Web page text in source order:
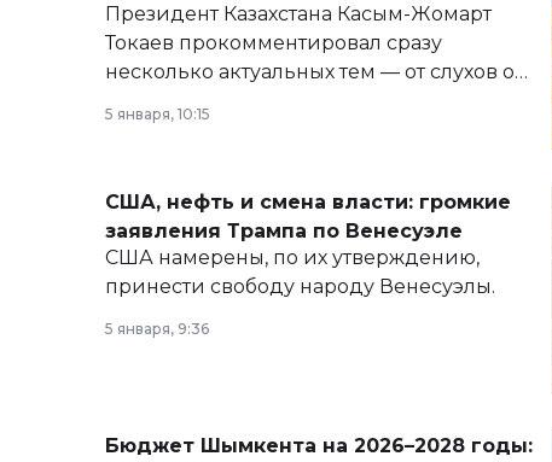
Президент Казахстана Касым-Жомарт
Токаев прокомментировал сразу
несколько актуальных тем — от слухов о
армии, экономики и личного здоровья.
5 января, 10:15
США, нефть и смена власти: громкие
заявления Трампа по Венесуэле
США намерены, по их утверждению,
принести свободу народу Венесуэлы.
5 января, 9:36
Бюджет Шымкента на 2026–2028 годы: